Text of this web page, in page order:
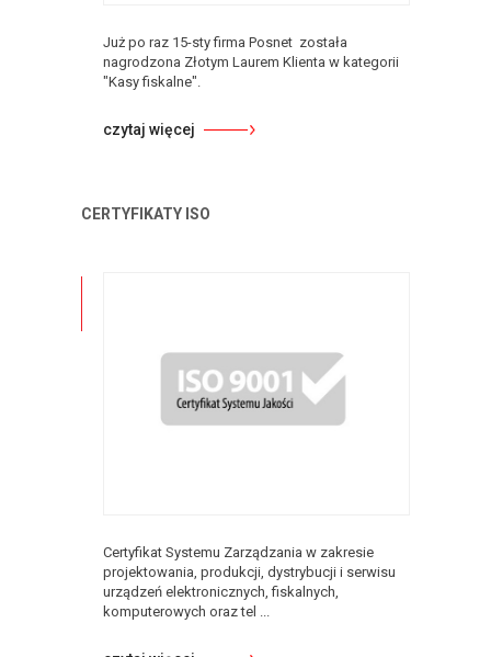
Już po raz 15-sty firma Posnet została
nagrodzona Złotym Laurem Klienta w kategorii
"Kasy fiskalne".
czytaj więcej
CERTYFIKATY ISO
Certyfikat Systemu Zarządzania w zakresie
projektowania, produkcji, dystrybucji i serwisu
urządzeń elektronicznych, fiskalnych,
komputerowych oraz tel ...